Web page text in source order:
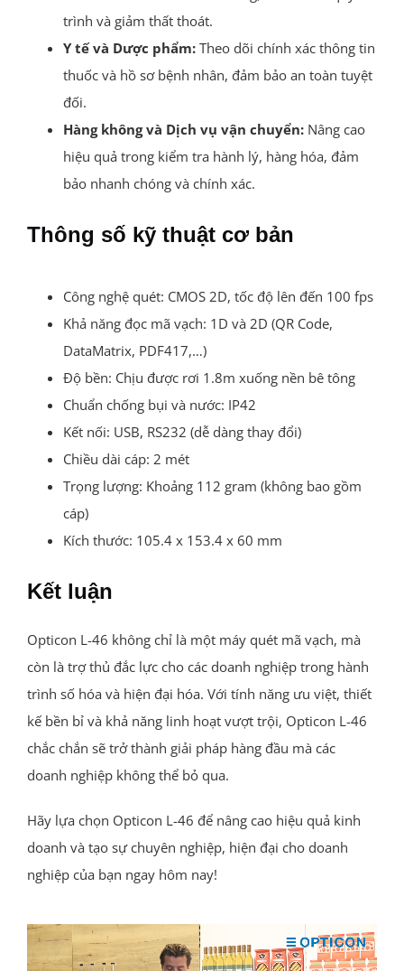
trình và giảm thất thoát.
Y tế và Dược phẩm:Theo dõi chính xác thông tin
thuốc và hồ sơ bệnh nhân, đảm bảo an toàn tuyệt
đối.
Hàng không và Dịch vụ vận chuyển:Nâng cao
hiệu quả trong kiểm tra hành lý, hàng hóa, đảm
bảo nhanh chóng và chính xác.
Thông số kỹ thuật cơ bản
Công nghệ quét: CMOS 2D, tốc độ lên đến 100 fps
Khả năng đọc mã vạch: 1D và 2D (QR Code,
DataMatrix, PDF417,…)
Độ bền: Chịu được rơi 1.8m xuống nền bê tông
Chuẩn chống bụi và nước: IP42
Kết nối: USB, RS232 (dễ dàng thay đổi)
Chiều dài cáp: 2 mét
Trọng lượng: Khoảng 112 gram (không bao gồm
cáp)
Kích thước: 105.4 x 153.4 x 60 mm
Kết luận
Opticon L-46 không chỉ là một máy quét mã vạch, mà
còn là trợ thủ đắc lực cho các doanh nghiệp trong hành
trình số hóa và hiện đại hóa. Với tính năng ưu việt, thiết
kế bền bỉ và khả năng linh hoạt vượt trội, Opticon L-46
chắc chắn sẽ trở thành giải pháp hàng đầu mà các
doanh nghiệp không thể bỏ qua.
Hãy lựa chọn Opticon L-46 để nâng cao hiệu quả kinh
doanh và tạo sự chuyên nghiệp, hiện đại cho doanh
nghiệp của bạn ngay hôm nay!